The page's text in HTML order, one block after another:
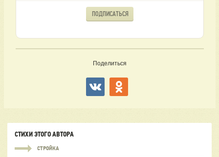
ПОДПИСАТЬСЯ
Поделиться
СТИХИ ЭТОГО АВТОРА
СТРОЙКА